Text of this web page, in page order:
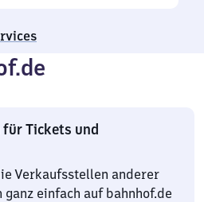
Tickets und
Verkaufsstellen anderer
einfach auf bahnhof.de